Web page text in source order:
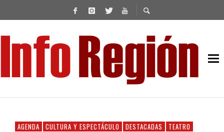
AGENDA CULTURA Y ESPECTÁCULO DESTACADAS TEATRO